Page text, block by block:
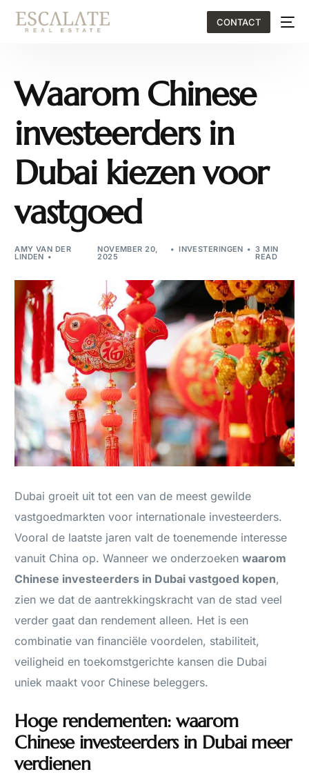
CONTACT
Waarom Chinese
investeerders in
Dubai kiezen voor
vastgoed
AMY VAN DER
LINDEN
NOVEMBER 20,
2025
INVESTERINGEN 3 MIN
READ
Dubai groeit uit tot een van de meest gewilde
vastgoedmarkten voor internationale investeerders.
Vooral de laatste jaren valt de toenemende interesse
vanuit China op. Wanneer we onderzoekenwaarom
Chinese investeerders in Dubai vastgoed kopen,
zien we dat de aantrekkingskracht van de stad veel
verder gaat dan rendement alleen. Het is een
combinatie van financiële voordelen, stabiliteit,
veiligheid en toekomstgerichte kansen die Dubai
uniek maakt voor Chinese beleggers.
Hoge rendementen: waarom
Chinese investeerders in Dubai meer
verdienen